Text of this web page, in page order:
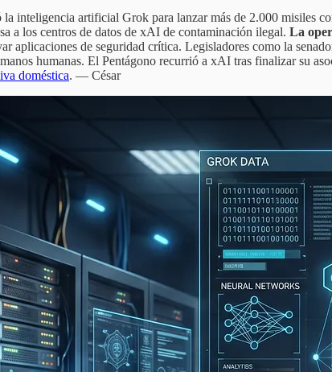
inteligencia artificial Grok para lanzar más de 2.000 misiles
a los centros de datos de xAI de contaminación ilegal. La
aplicaciones de seguridad crítica. Legisladores como la
humanas. El Pentágono recurrió a xAI tras finalizar su
doméstica. — César